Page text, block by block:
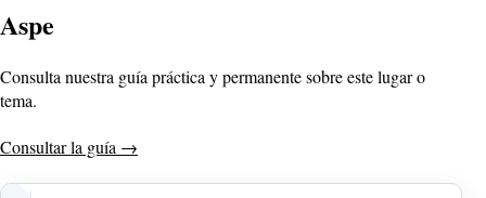
Aspe
Consulta nuestra guía práctica y permanente sobre este lugar o
tema.
Consultar la guía →